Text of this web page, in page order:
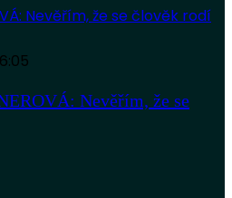
Nevěřím, že se